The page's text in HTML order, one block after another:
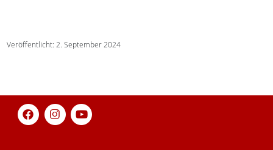
Veröffentlicht: 2. September 2024